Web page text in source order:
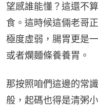
望感誰能懂？這還不
食。這時候這倆老哥
極度虛弱，腸胃更是
或者爛麵條養養胃。
那按照咱們這邊的常
般，起碼也得是清粥